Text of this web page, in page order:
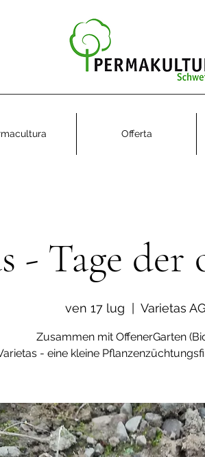
Offerta
- Tage
ven 17 lug Varietas AG
Zusammen mit OffenerGarten
- eine kleine